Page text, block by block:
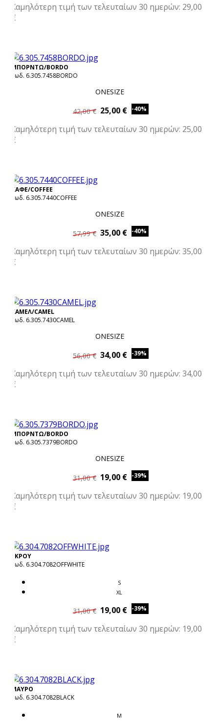
Χαμηλότερη τιμή των τελευταίων 30 ημερών: 29,00
€
ΜΠΟΡΝΤΩ/BORDO
Κωδ. 6.305.7458BORDO
ONESIZE
42,00 € 25,00 € -40%
Χαμηλότερη τιμή των τελευταίων 30 ημερών: 25,00
€
ΚΑΦΕ/COFFEE
Κωδ. 6.305.7440COFFEE
ONESIZE
57,99 € 35,00 € -40%
Χαμηλότερη τιμή των τελευταίων 30 ημερών: 35,00
€
ΚΑΜΕΛ/CAMEL
Κωδ. 6.305.7430CAMEL
ONESIZE
56,00 € 34,00 € -39%
Χαμηλότερη τιμή των τελευταίων 30 ημερών: 34,00
€
ΜΠΟΡΝΤΩ/BORDO
Κωδ. 6.305.7379BORDO
ONESIZE
31,00 € 19,00 € -39%
Χαμηλότερη τιμή των τελευταίων 30 ημερών: 19,00
€
ΕΚΡΟΥ
Κωδ. 6.304.7082OFFWHITE
S
XL
31,00 € 19,00 € -39%
Χαμηλότερη τιμή των τελευταίων 30 ημερών: 19,00
€
ΜΑΥΡΟ
Κωδ. 6.304.7082BLACK
M